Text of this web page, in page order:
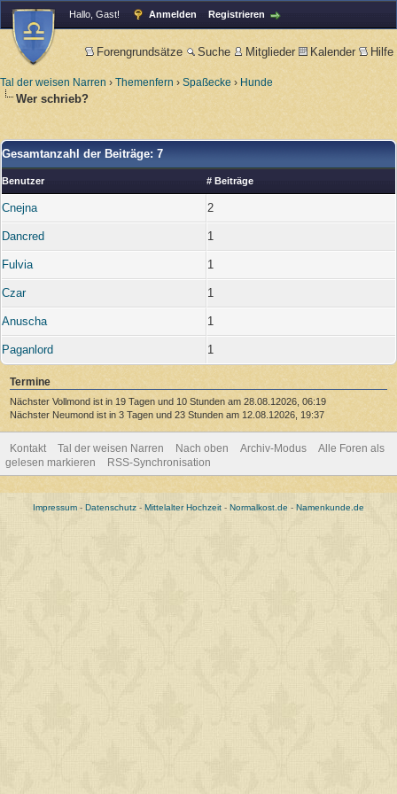
Hallo, Gast! Anmelden Registrieren
Forengrundsätze Suche Mitglieder Kalender Hilfe
Tal der weisen Narren › Themenfern › Spaßecke › Hunde
Wer schrieb?
Gesamtanzahl der Beiträge: 7
Benutzer # Beiträge
Cnejna 2
Dancred 1
Fulvia 1
Czar 1
Anuscha 1
Paganlord 1
Termine
Nächster Vollmond ist in 19 Tagen und 10 Stunden am 28.08.12026, 06:19
Nächster Neumond ist in 3 Tagen und 23 Stunden am 12.08.12026, 19:37
Kontakt Tal der weisen Narren Nach oben Archiv-Modus
Alle Foren als
gelesen markieren
RSS-Synchronisation
Impressum - Datenschutz - Mittelalter Hochzeit - Normalkost.de - Namenkunde.de